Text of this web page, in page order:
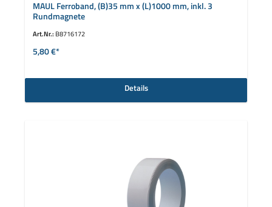
MAUL Ferroband, (B)35 mm x (L)1000 mm, inkl. 3
Rundmagnete
Art.Nr.: B8716172
5,80 €*
Details